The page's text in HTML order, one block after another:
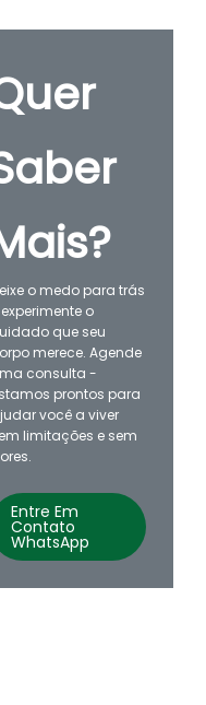
o medo para trás
experimente o
que seu
merece. Agende
consulta -
prontos para
você a viver
limitações e sem
Entre Em
Contato
WhatsApp